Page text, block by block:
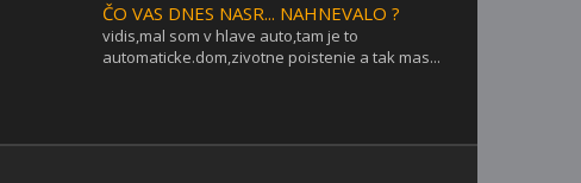
ČO VAS DNES NASR... NAHNEVALO ?
vidis,mal som v hlave auto,tam je to
automaticke.dom,zivotne poistenie a tak mas...